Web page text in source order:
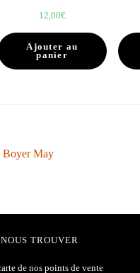
12,00€
Ajouter au
panier
Boyer May
TROUVER
de nos points de vente